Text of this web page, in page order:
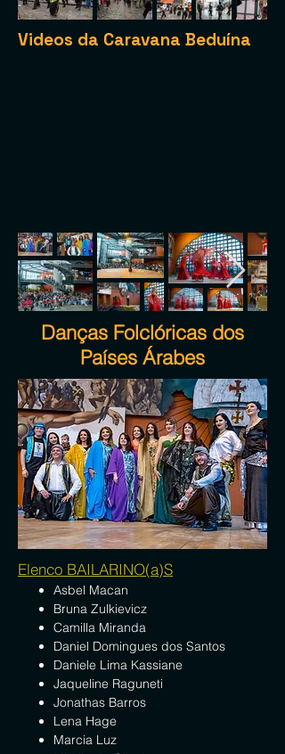
Videos da Caravana Beduína
Danças Folclóricas dos
Países Árabes
Elenco BAILARINO(a)S
Asbel Macan
Bruna Zulkievicz
Camilla Miranda
Daniel Domingues dos Santos
Daniele Lima Kassiane
Jaqueline Raguneti
Jonathas Barros
Lena Hage
Marcia Luz